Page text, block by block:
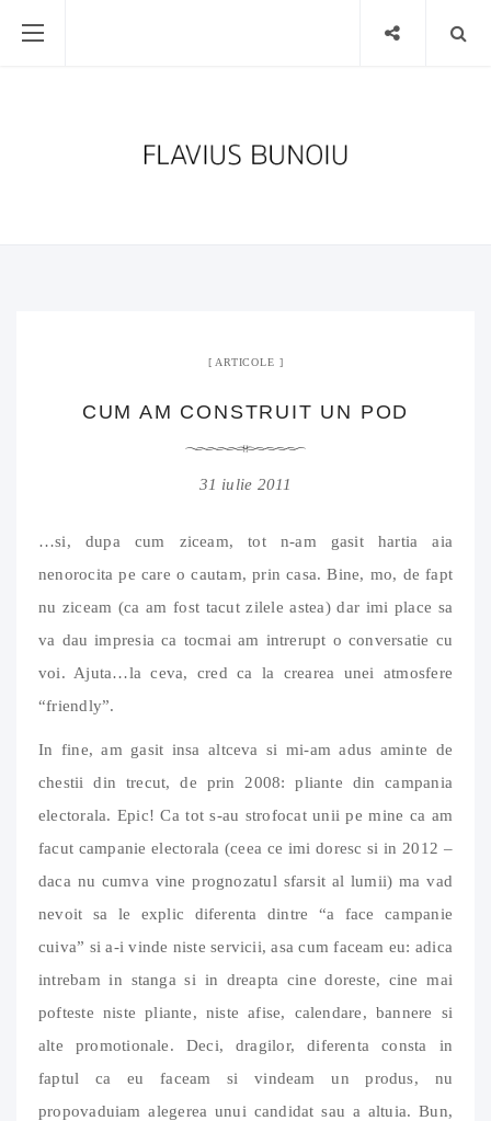
ARTICOLE
CUM AM CONSTRUIT UN POD
31 iulie 2011
…si, dupa cum ziceam, tot n-am gasit hartia aia
nenorocita pe care o cautam, prin casa. Bine, mo, de fapt
nu ziceam (ca am fost tacut zilele astea) dar imi place sa
va dau impresia ca tocmai am intrerupt o conversatie cu
voi. Ajuta…la ceva, cred ca la crearea unei atmosfere
“friendly”.
In fine, am gasit insa altceva si mi-am adus aminte de
chestii din trecut, de prin 2008: pliante din campania
electorala. Epic! Ca tot s-au strofocat unii pe mine ca am
facut campanie electorala (ceea ce imi doresc si in 2012 –
daca nu cumva vine prognozatul sfarsit al lumii) ma vad
nevoit sa le explic diferenta dintre “a face campanie
cuiva” si a-i vinde niste servicii, asa cum faceam eu: adica
intrebam in stanga si in dreapta cine doreste, cine mai
pofteste niste pliante, niste afise, calendare, bannere si
alte promotionale. Deci, dragilor, diferenta consta in
faptul ca eu faceam si vindeam un produs, nu
propovaduiam alegerea unui candidat sau a altuia. Bun,